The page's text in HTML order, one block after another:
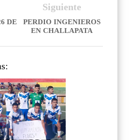
Siguiente
PERDIO INGENIEROS
EN CHALLAPATA
DE